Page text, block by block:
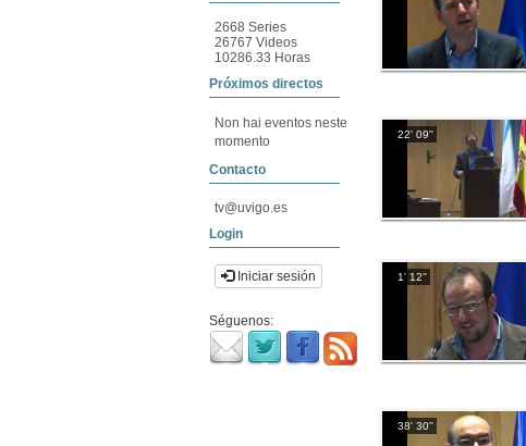
2668 Series
26767 Videos
10286.33 Horas
Próximos directos
Non hai eventos neste
momento
Contacto
tv@uvigo.es
Login
Iniciar sesión
Séguenos:
22' 09''
1' 12''
38' 30''